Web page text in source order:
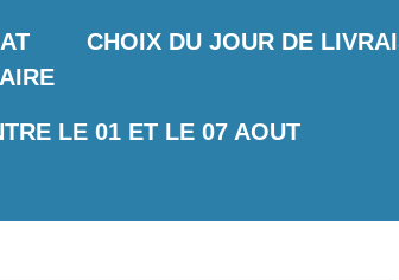
CHOIX DU JOUR DE
LE 01 ET LE 07 AOUT